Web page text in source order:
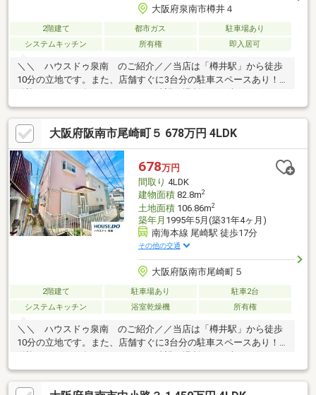
大阪府泉南市樽井４
2階建て 都市ガス
駐車場あり
システムキッチン
所有権 即入居可
＼＼ ハウスドゥ泉南 のご紹介／／当店は「樽井駅」から徒歩
10分の立地です。また、店舗すぐに3台分の駐車スペースあり！
ます♪【無料不動産購入相談会 実施中！】物件探しだけでなく、
リフォーム、住宅ローン、火災保険等、皆様の気になる疑問にお
答えします！泉南市・阪南市のおうち探しはお任せください！
【お問い合わせについて】「見学予約する」「資料請求する」か
らのお問い合わせは24時間受付中！ネットに掲載していない物件
もご紹介できます！「お電話」「資料請求する」からお気軽にお
問い合わせください！
大阪府阪南市尾崎町５ 678万円 4LDK
678万円
間取り 4LDK
建物面積82.8m2
土地面積106.86m2
築年月 1995年5月(築31年4ヶ月)
南海本線 尾崎駅 徒歩17分
その他の交通
大阪府阪南市尾崎町５
2階建て 駐車場あり
駐車2台
システムキッチン
浴室乾燥機 所有権
＼＼ ハウスドゥ泉南 のご紹介／／当店は「樽井駅」から徒歩
10分の立地です。また、店舗すぐに3台分の駐車スペースあり！
ます♪【無料不動産購入相談会 実施中！】物件探しだけでなく、
リフォーム、住宅ローン、火災保険等、皆様の気になる疑問にお